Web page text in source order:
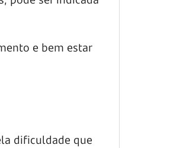
e bem estar
dificuldade que